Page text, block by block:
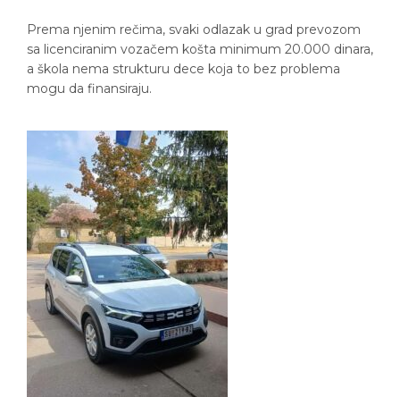
Prema njenim rečima, svaki odlazak u grad prevozom
sa licenciranim vozačem košta minimum 20.000 dinara,
a škola nema strukturu dece koja to bez problema
mogu da finansiraju.